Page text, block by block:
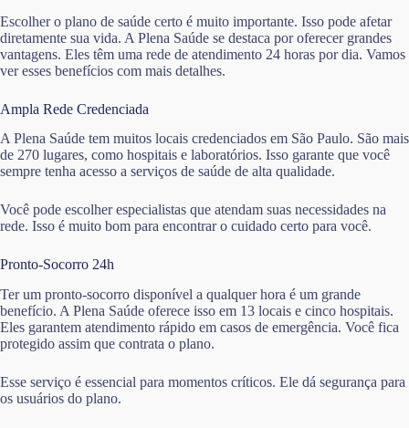
Escolher o plano de saúde certo é muito importante. Isso pode afetar
diretamente sua vida. A Plena Saúde se destaca por oferecer grandes
vantagens. Eles têm uma rede de atendimento 24 horas por dia. Vamos
ver esses benefícios com mais detalhes.
Ampla Rede Credenciada
A Plena Saúde tem muitos locais credenciados em São Paulo. São mais
de 270 lugares, como hospitais e laboratórios. Isso garante que você
sempre tenha acesso a serviços de saúde de alta qualidade.
Você pode escolher especialistas que atendam suas necessidades na
rede. Isso é muito bom para encontrar o cuidado certo para você.
Pronto-Socorro 24h
Ter um pronto-socorro disponível a qualquer hora é um grande
benefício. A Plena Saúde oferece isso em 13 locais e cinco hospitais.
Eles garantem atendimento rápido em casos de emergência. Você fica
protegido assim que contrata o plano.
Esse serviço é essencial para momentos críticos. Ele dá segurança para
os usuários do plano.